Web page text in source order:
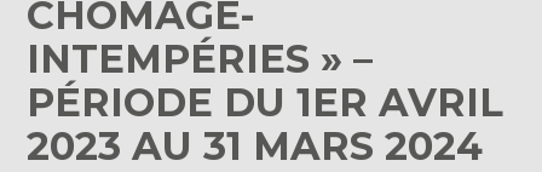
CHÔMAGE-
INTEMPÉRIES » –
PÉRIODE DU 1ER AVRIL
2023 AU 31 MARS 2024